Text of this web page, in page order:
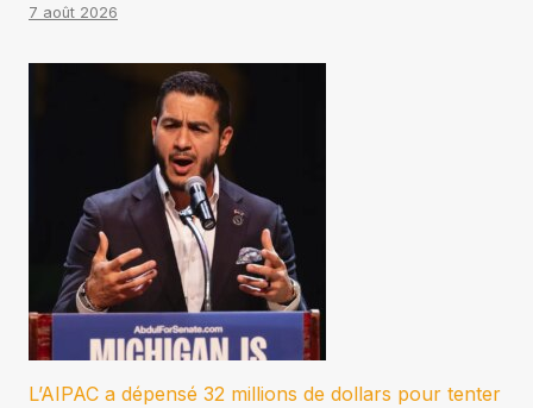
7 août 2026
L’AIPAC a dépensé 32 millions de dollars pour tenter